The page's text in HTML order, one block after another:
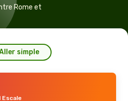
Rome et
simple
Escale